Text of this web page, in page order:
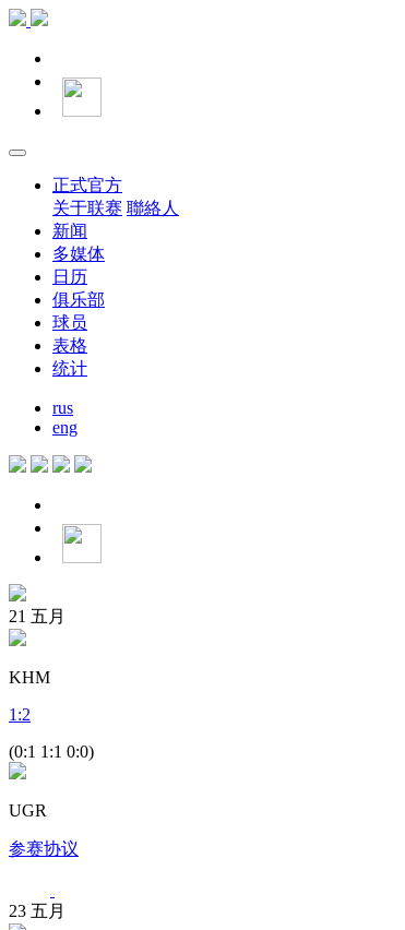
正式官方
关于联赛 聯絡人
新闻
多媒体
日历
俱乐部
球员
表格
统计
rus
eng
21 五月
KHM
1 :2
(0:1 1:1 0:0)
UGR
参赛协议
23 五月